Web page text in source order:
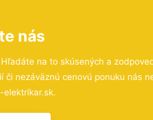
nás
na to skúsených a
či nezáväznú cenovú ponuku nás